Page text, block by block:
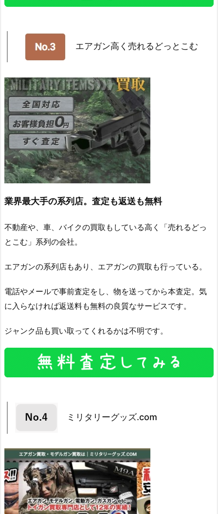
エアガン高く売れるどっとこむ
業界最大手の系列店。査定も返送も無料
不動産や、車、バイクの買取もしている高く「売れるどっ
とこむ」系列の会社。
エアガンの系列店もあり、エアガンの買取も行っている。
電話やメールで事前査定をし、物を送ってから本査定。気
に入らなければ返送料も無料の良質なサービスです。
ジャンク品も買い取ってくれるかは不明です。
ミリタリーグッズ.com